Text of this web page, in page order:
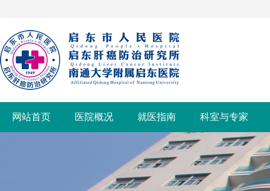
网站首页 医院概况 就医指南 科室与专家